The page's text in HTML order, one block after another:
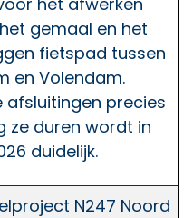
gemaal en het
fietspad tussen
en Volendam.
afsluitingen precies
ze duren wordt in
duidelijk.
N247 Noord